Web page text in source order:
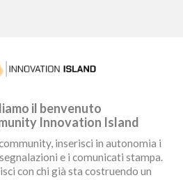
il benvenuto
Innovation Island
inserisci in autonomia i
e i comunicati stampa.
con chi già sta costruendo un